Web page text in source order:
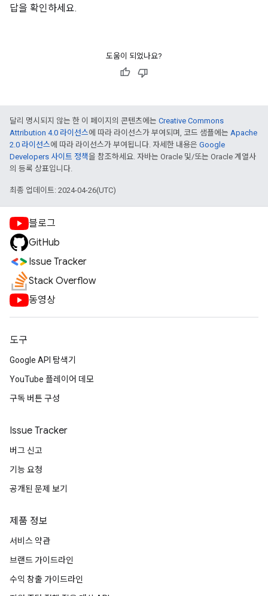
답을 확인하세요.
도움이 되었나요?
달리 명시되지 않는 한 이 페이지의 콘텐츠에는 Creative Commons
Attribution 4.0 라이선스에 따라 라이선스가 부여되며, 코드 샘플에는 Apache
2.0 라이선스에 따라 라이선스가 부여됩니다. 자세한 내용은 Google
Developers 사이트 정책을 참조하세요. 자바는 Oracle 및/또는 Oracle 계열사
의 등록 상표입니다.
최종 업데이트: 2024-04-26(UTC)
블로그
GitHub
Issue Tracker
Stack Overflow
동영상
도구
Google API 탐색기
YouTube 플레이어 데모
구독 버튼 구성
Issue Tracker
버그 신고
기능 요청
공개된 문제 보기
제품 정보
서비스 약관
브랜드 가이드라인
수익 창출 가이드라인